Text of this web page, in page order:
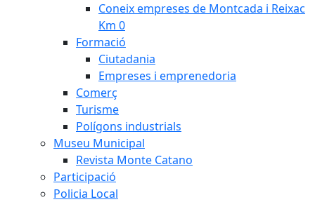
Coneix empreses de Montcada i Reixac
Km 0
Formació
Ciutadania
Empreses i emprenedoria
Comerç
Turisme
Polígons industrials
Museu Municipal
Revista Monte Catano
Participació
Policia Local